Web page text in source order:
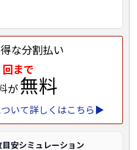
な分割払い
回まで
が無料
いて詳しくはこちら▶
安シミュレーション